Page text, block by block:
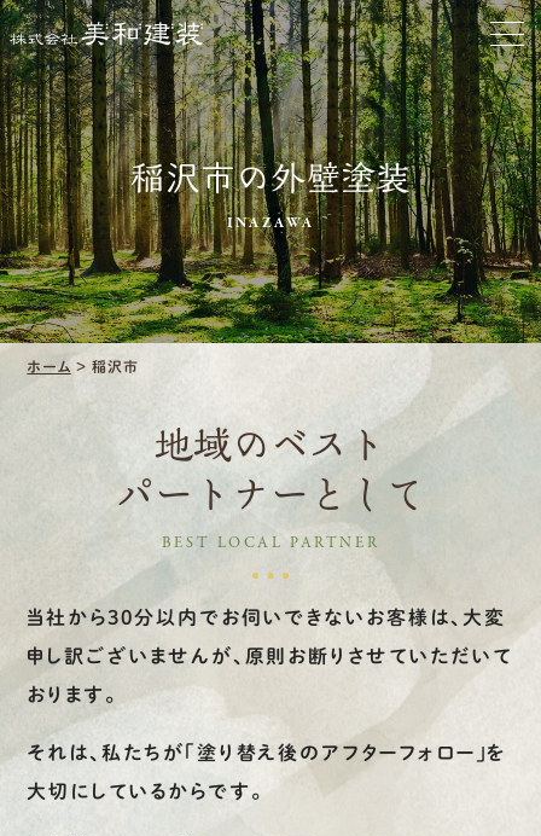
口コミ・レビュー紹介
会社案内
採用情報
募集要項
先輩インタビュー
が、無 料 建物診断いたします!!
0120-44-2605
営業時間 8:00−18:00 ｜
Webお問い合わせ
稲沢市の外壁塗装
INAZAWA
ホーム >稲沢市
地域のベスト
パートナーとして
BEST LOCAL PARTNER
当社から30分以内でお伺いできないお客様は、 大変
申し訳ございませんが、原則お断りさせていただいて
おります。
それは、私たちが「塗り替え後のアフターフォロー」を
大切にしているからです。